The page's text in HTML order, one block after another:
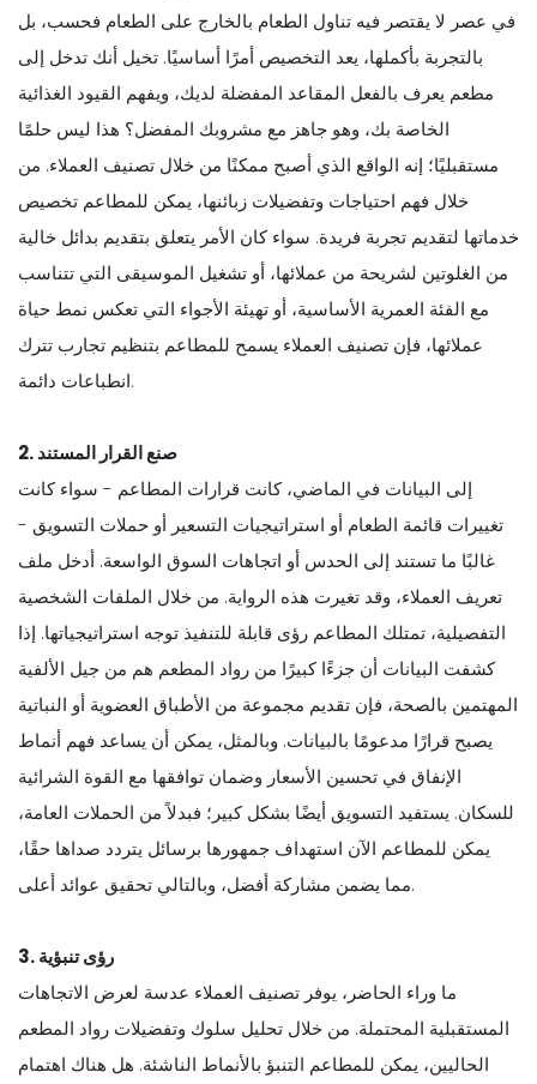
في عصر لا يقتصر فيه تناول الطعام بالخارج على الطعام فحسب، بل
بالتجربة بأكملها، يعد التخصيص أمرًا أساسيًا. تخيل أنك تدخل إلى
مطعم يعرف بالفعل المقاعد المفضلة لديك، ويفهم القيود الغذائية
الخاصة بك، وهو جاهز مع مشروبك المفضل؟ هذا ليس حلمًا
مستقبليًا؛ إنه الواقع الذي أصبح ممكنًا من خلال تصنيف العملاء. من
خلال فهم احتياجات وتفضيلات زبائنها، يمكن للمطاعم تخصيص
خدماتها لتقديم تجربة فريدة. سواء كان الأمر يتعلق بتقديم بدائل خالية
من الغلوتين لشريحة من عملائها، أو تشغيل الموسيقى التي تتناسب
مع الفئة العمرية الأساسية، أو تهيئة الأجواء التي تعكس نمط حياة
عملائها، فإن تصنيف العملاء يسمح للمطاعم بتنظيم تجارب تترك
انطباعات دائمة.
2. صنع القرار المستند
إلى البيانات في الماضي، كانت قرارات المطاعم - سواء كانت
تغييرات قائمة الطعام أو استراتيجيات التسعير أو حملات التسويق -
غالبًا ما تستند إلى الحدس أو اتجاهات السوق الواسعة. أدخل ملف
تعريف العملاء، وقد تغيرت هذه الرواية. من خلال الملفات الشخصية
التفصيلية، تمتلك المطاعم رؤى قابلة للتنفيذ توجه استراتيجياتها. إذا
كشفت البيانات أن جزءًا كبيرًا من رواد المطعم هم من جيل الألفية
المهتمين بالصحة، فإن تقديم مجموعة من الأطباق العضوية أو النباتية
يصبح قرارًا مدعومًا بالبيانات. وبالمثل، يمكن أن يساعد فهم أنماط
الإنفاق في تحسين الأسعار وضمان توافقها مع القوة الشرائية
للسكان. يستفيد التسويق أيضًا بشكل كبير؛ فبدلاً من الحملات العامة،
يمكن للمطاعم الآن استهداف جمهورها برسائل يتردد صداها حقًا،
مما يضمن مشاركة أفضل، وبالتالي تحقيق عوائد أعلى.
3. رؤى تنبؤية
ما وراء الحاضر، يوفر تصنيف العملاء عدسة لعرض الاتجاهات
المستقبلية المحتملة. من خلال تحليل سلوك وتفضيلات رواد المطعم
الحاليين، يمكن للمطاعم التنبؤ بالأنماط الناشئة. هل هناك اهتمام